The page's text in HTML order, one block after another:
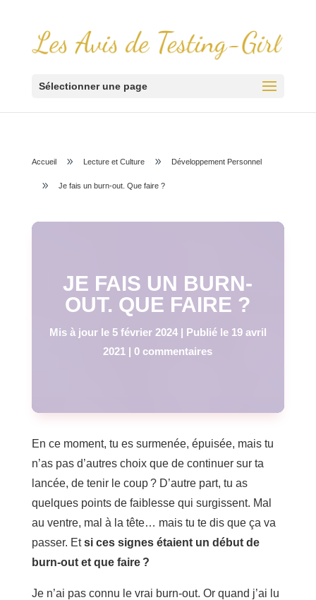
Sélectionner une page
Accueil 9 Lecture et Culture 9 Développement Personnel
9 Je fais un burn-out. Que faire ?
JE FAIS UN BURN-
OUT. QUE FAIRE ?
Mis à jour le 5 février 2024 | Publié le 19 avril
2021 |0 commentaires
En ce moment, tu es surmenée, épuisée, mais tu
n’as pas d’autres choix que de continuer sur ta
lancée, de tenir le coup ? D’autre part, tu as
quelques points de faiblesse qui surgissent. Mal
au ventre, mal à la tête… mais tu te dis que ça va
passer. Etsi ces signes étaient un début de
burn-out et que faire ?
Je n’ai pas connu le vrai burn-out. Or quand j’ai lu